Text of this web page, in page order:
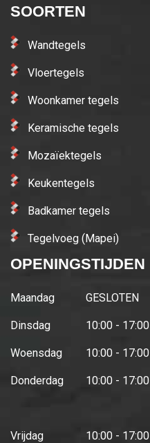
SOORTEN
Wandtegels
Vloertegels
Woonkamer tegels
Keramische tegels
Mozaïektegels
Keukentegels
Badkamer tegels
Tegelvoeg (Mapei)
OPENINGSTIJDEN
Maandag GESLOTEN
Dinsdag 10:00 - 17:00
Woensdag 10:00 - 17:00
Donderdag 10:00 - 17:00
Vrijdag 10:00 - 17:00